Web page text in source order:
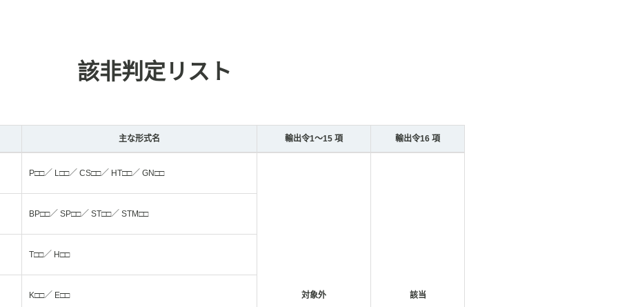
該非判定リスト
主な形式名 輸出令1～15 項 輸出令16 項
P□□／ L□□／ CS□□／ HT□□／ GN□□
対象外 該当
BP□□／ SP□□／ ST□□／ STM□□
T□□／ H□□
K□□／ E□□